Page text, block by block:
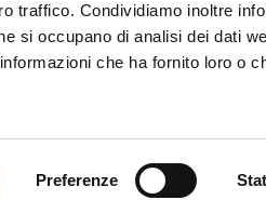
traffico. Condividiamo inoltre
si occupano di analisi dei dati
che ha fornito loro o
Preferenze
- 1905714